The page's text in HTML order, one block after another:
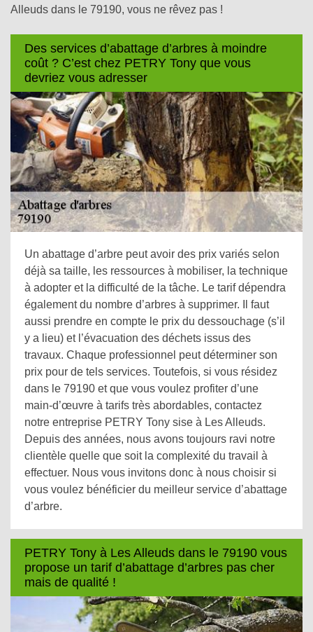
Alleuds dans le 79190, vous ne rêvez pas !
Des services d’abattage d’arbres à moindre
coût ? C’est chez PETRY Tony que vous
devriez vous adresser
Un abattage d’arbre peut avoir des prix variés selon
déjà sa taille, les ressources à mobiliser, la technique
à adopter et la difficulté de la tâche. Le tarif dépendra
également du nombre d’arbres à supprimer. Il faut
aussi prendre en compte le prix du dessouchage (s’il
y a lieu) et l’évacuation des déchets issus des
travaux. Chaque professionnel peut déterminer son
prix pour de tels services. Toutefois, si vous résidez
dans le 79190 et que vous voulez profiter d’une
main-d’œuvre à tarifs très abordables, contactez
notre entreprise PETRY Tony sise à Les Alleuds.
Depuis des années, nous avons toujours ravi notre
clientèle quelle que soit la complexité du travail à
effectuer. Nous vous invitons donc à nous choisir si
vous voulez bénéficier du meilleur service d’abattage
d’arbre.
PETRY Tony à Les Alleuds dans le 79190 vous
propose un tarif d’abattage d’arbres pas cher
mais de qualité !